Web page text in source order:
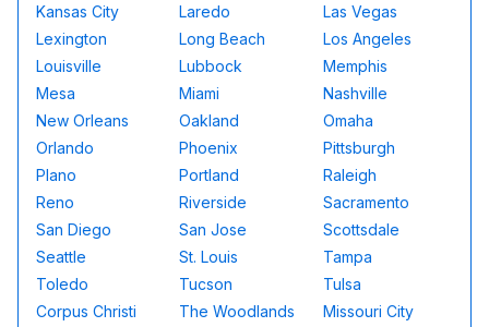
Kansas City
Laredo
Las Vegas
Lexington
Long Beach
Los Angeles
Louisville
Lubbock
Memphis
Mesa
Miami
Nashville
New Orleans
Oakland
Omaha
Orlando
Phoenix
Pittsburgh
Plano
Portland
Raleigh
Reno
Riverside
Sacramento
San Diego
San Jose
Scottsdale
Seattle
St. Louis
Tampa
Toledo
Tucson
Tulsa
Corpus Christi
The Woodlands
Missouri City